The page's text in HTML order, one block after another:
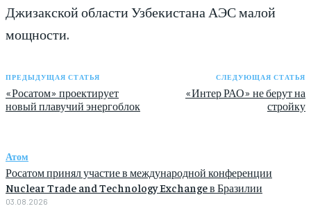
Джизакской области Узбекистана АЭС малой
мощности.
ПРЕДЫДУЩАЯ СТАТЬЯ
«Росатом» проектирует
новый плавучий энергоблок
СЛЕДУЮЩАЯ СТАТЬЯ
«Интер РАО» не берут на
стройку
Атом
Росатом принял участие в международной конференции
Nuclear Trade and Technology Exchange в Бразилии
03.08.2026